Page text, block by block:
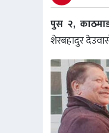
पुस २,
शेरबहादुर